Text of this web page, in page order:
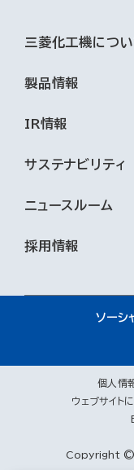
三菱化工機につ
製品情報
IR情報
サステナビリティ
ニュースルーム
採用情報
ソーシ
Copyright ©
個人情
ウェブサイト